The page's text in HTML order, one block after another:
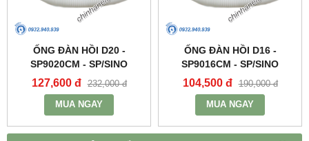
ỐNG ĐÀN HỒI D20 -
SP9020CM - SP/SINO
127,600 đ 232,000 đ
MUA NGAY
ỐNG ĐÀN HỒI D16 -
SP9016CM - SP/SINO
104,500 đ 190,000 đ
MUA NGAY